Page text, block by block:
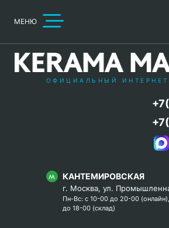
МЕНЮ
ОФИЦИАЛЬНЫЙ
КАНТЕМИРОВСКАЯ
г. Москва, ул.
Пн-Вс: с 10-00 до 20-00
до 18-00 (склад)